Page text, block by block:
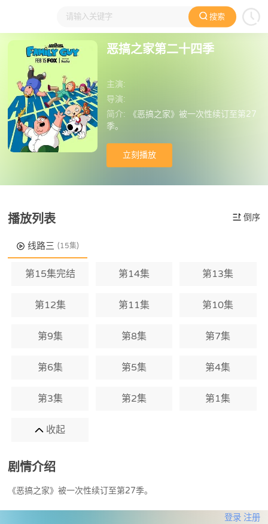
搜索
大家在看 国产动漫 欧美动漫
恶搞之家第二十四季
主演:
导演:
简介:
《恶搞之家》被一次性续订至第27
季。
立刻播放
播放列表 倒序
线路三 (15集)
第15集完结 第14集 第13集
第12集 第11集 第10集
第9集 第8集 第7集
第6集 第5集 第4集
第3集 第2集 第1集
收起
剧情介绍
《恶搞之家》被一次性续订至第27季。
登录 注册